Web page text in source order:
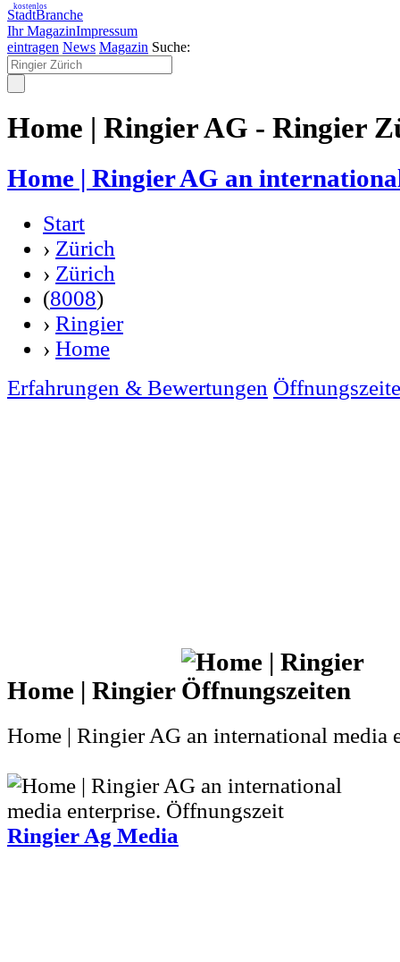
StadtBranche
Ihr MagazinImpressum
kostenlos
eintragen News Magazin Suche:
Home | Ringier AG - Ringier
Home | Ringier AG an
Start
› Zürich
› Zürich
(8008)
› Ringier
› Home
Erfahrungen & Bewertungen
Home | Ringier
Home | Ringier AG an international media
Ringier Ag Media